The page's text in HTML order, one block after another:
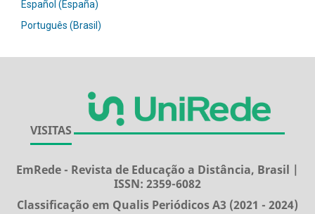
Español (España)
Português (Brasil)
VISITAS
EmRede - Revista de Educação a Distância, Brasil |
ISSN: 2359-6082
Classificação em Qualis Periódicos A3 (2021 - 2024)